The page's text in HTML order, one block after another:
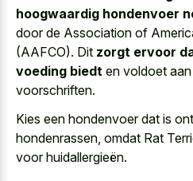
hoogwaardig hondenvoer
door de Association of
(AAFCO). Dit zorgt ervoor
voeding biedt en voldoet
voorschriften.
Kies een hondenvoer dat is
hondenrassen, omdat Rat
voor huidallergieën.